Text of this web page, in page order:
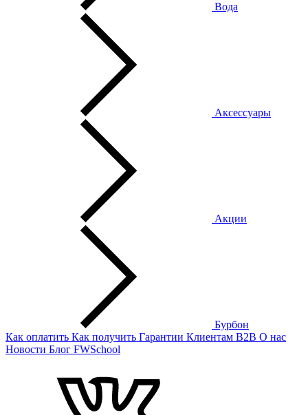
Вода
Аксессуары
Акции
Бурбон
Как оплатить Как получить Гарантии Клиентам B2B О нас
Новости Блог FWSchool